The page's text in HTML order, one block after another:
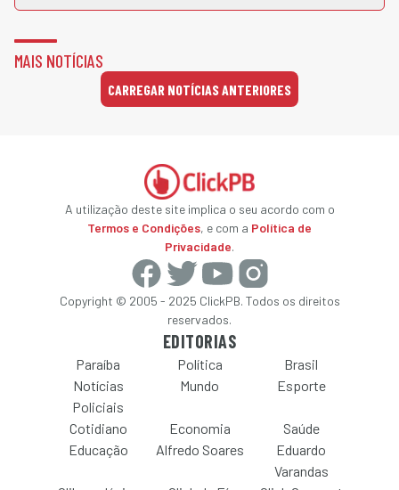
MAIS NOTÍCIAS
CARREGAR NOTÍCIAS ANTERIORES
A utilização deste site implica o seu acordo com o
Termos e Condições, e com a Política de
Privacidade.
Copyright © 2005 - 2025 ClickPB. Todos os direitos
reservados.
EDITORIAS
Paraíba Política
Brasil
Notícias
Policiais
Mundo Esporte
Cotidiano Economia
Saúde
Educação
Alfredo Soares
Eduardo
Varandas